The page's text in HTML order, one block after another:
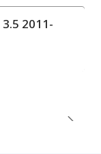
3.5 2011-